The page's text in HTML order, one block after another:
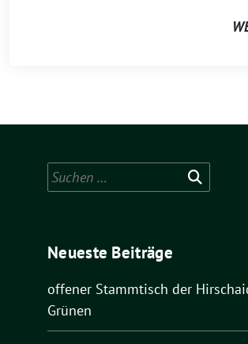
Suchen
nach:
Neueste Beiträge
offener Stammtisch der
Grünen